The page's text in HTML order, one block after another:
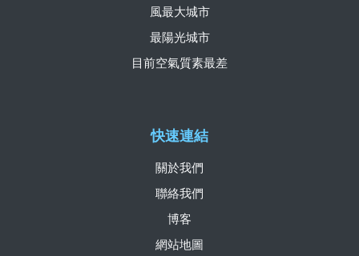
快速連結
關於我們
聯絡我們
博客
網站地圖
風最大城市
最陽光城市
目前空氣質素最差